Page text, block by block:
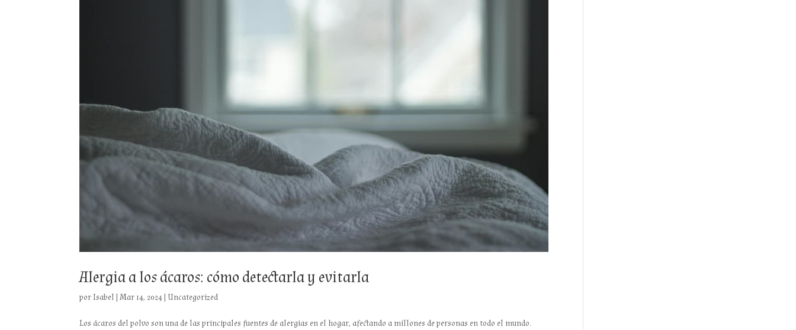
Alergia a los ácaros: cómo detectarla y evitarla
porIsabel |Mar 14, 2024 |Uncategorized
Los ácaros del polvo son una de las principales fuentes de alergias en el hogar, afectando a millones de personas en todo el mundo.